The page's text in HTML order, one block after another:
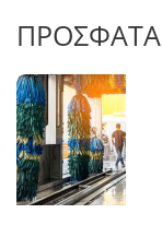
ΠΡΟΣΦΑΤΑ